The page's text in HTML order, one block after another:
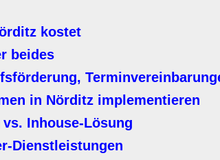
kostet
beides
in Nörditz implementieren
Inhouse-Lösung
Dienstleistungen